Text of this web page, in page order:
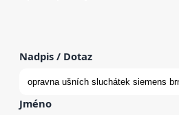
Nadpis / Dotaz
Jméno